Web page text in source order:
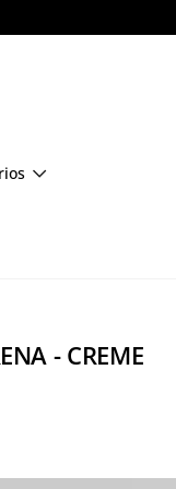
- CREME